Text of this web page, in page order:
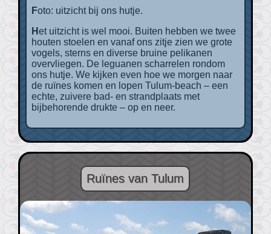
Foto: uitzicht bij ons hutje.
Het uitzicht is wel mooi. Buiten hebben we twee
houten stoelen en vanaf ons zitje zien we grote
vogels, sterns en diverse bruine pelikanen
overvliegen. De leguanen scharrelen rondom
ons hutje. We kijken even hoe we morgen naar
de ruïnes komen en lopen Tulum-beach – een
echte, zuivere bad- en strandplaats met
bijbehorende drukte – op en neer.
Ruïnes van Tulum